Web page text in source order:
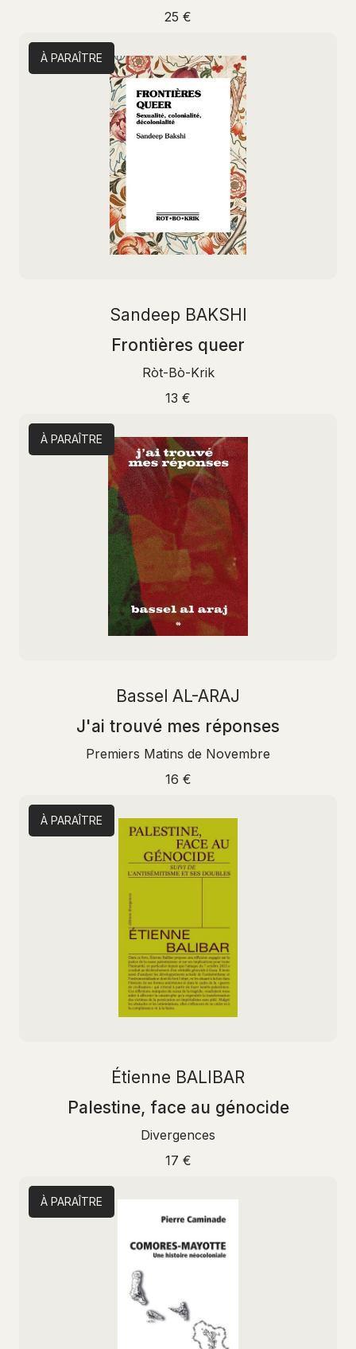
25 €
À PARAÎTRE
Sandeep BAKSHI
Frontières queer
Ròt-Bò-Krik
13 €
À PARAÎTRE
Bassel AL-ARAJ
J'ai trouvé mes réponses
Premiers Matins de Novembre
16 €
À PARAÎTRE
Étienne BALIBAR
Palestine, face au génocide
Divergences
17 €
À PARAÎTRE